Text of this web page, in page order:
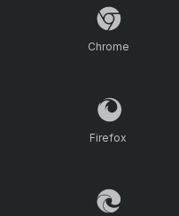
Chrome
Firefox